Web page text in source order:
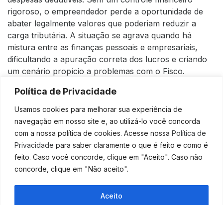
Política de Privacidade
Usamos cookies para melhorar sua experiência de
navegação em nosso site e, ao utilizá-lo você concorda
com a nossa política de cookies. Acesse nossa Política de
Privacidade para saber claramente o que é feito e como é
feito. Caso você concorde, clique em "Aceito". Caso não
concorde, clique em "Não aceito".
Aceito
rigoroso, o empreendedor perde a oportunidade de
abater legalmente valores que poderiam reduzir a
carga tributária. A situação se agrava quando há
mistura entre as finanças pessoais e empresariais,
dificultando a apuração correta dos lucros e criando
um cenário propício a problemas com o Fisco.
Por fim, a falta de acompanhamento contábil
negócio. Sem o apoio de um contador de confiança,
torna-se difícil identificar oportunidades de economia,
manter-se atualizado com as obrigações legais e
realizar projeções seguras para o crescimento da
empresa.
Como organizar a gestão